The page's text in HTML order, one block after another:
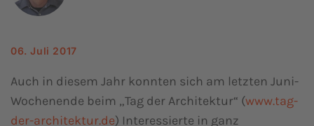
06. Juli 2017
Auch in diesem Jahr konnten sich am letzten Juni-
Wochenende beim „Tag der Architektur“ (www.tag-
der-architektur.de) Interessierte in ganz